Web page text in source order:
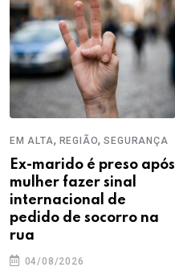
EM ALTA, REGIÃO,SEGURANÇA
Ex-marido é preso após
mulher fazer sinal
internacional de
pedido de socorro na
rua
04/08/2026